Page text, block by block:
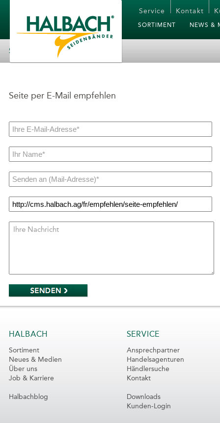
Service Kontakt
SORTIMENT NEWS &
SEITE EMPFEHLEN
Seite per E-Mail empfehlen
HALBACH
Sortiment
Neues & Medien
Über uns
Job & Karriere
Halbachblog
SERVICE
Ansprechpartner
Handelsagenturen
Händlersuche
Kontakt
Downloads
Kunden-Login